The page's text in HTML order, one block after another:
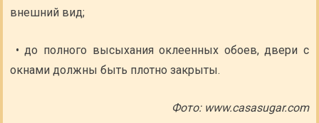
внешний вид;
• до полного высыхания оклеенных обоев, двери с
окнами должны быть плотно закрыты.
Фото: www.casasugar.com